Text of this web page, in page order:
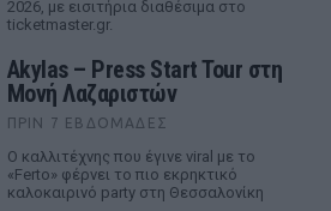
2026, με εισιτήρια διαθέσιμα στο
ticketmaster.gr.
Akylas – Press Start Tour στη
Μονή Λαζαριστών
ΠΡΙΝ 7 ΕΒΔΟΜΆΔΕΣ
Ο καλλιτέχνης που έγινε viral με το
«Ferto» φέρνει το πιο εκρηκτικό
καλοκαιρινό party στη Θεσσαλονίκη